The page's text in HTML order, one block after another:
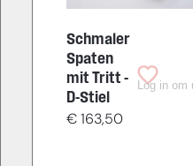
Schmaler
Spaten
mit Tritt -
D-Stiel
€163,50
Log in om